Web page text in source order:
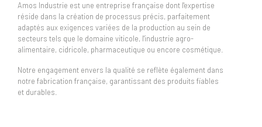
Amos Industrie est une entreprise française dont l'expertise
réside dans la création de processus précis, parfaitement
adaptés aux exigences variées de la production au sein de
secteurs tels que le domaine viticole, l'industrie agro-
alimentaire, cidricole, pharmaceutique ou encore cosmétique.
Notre engagement envers la qualité se reflète également dans
notre fabrication française, garantissant des produits fiables
et durables.